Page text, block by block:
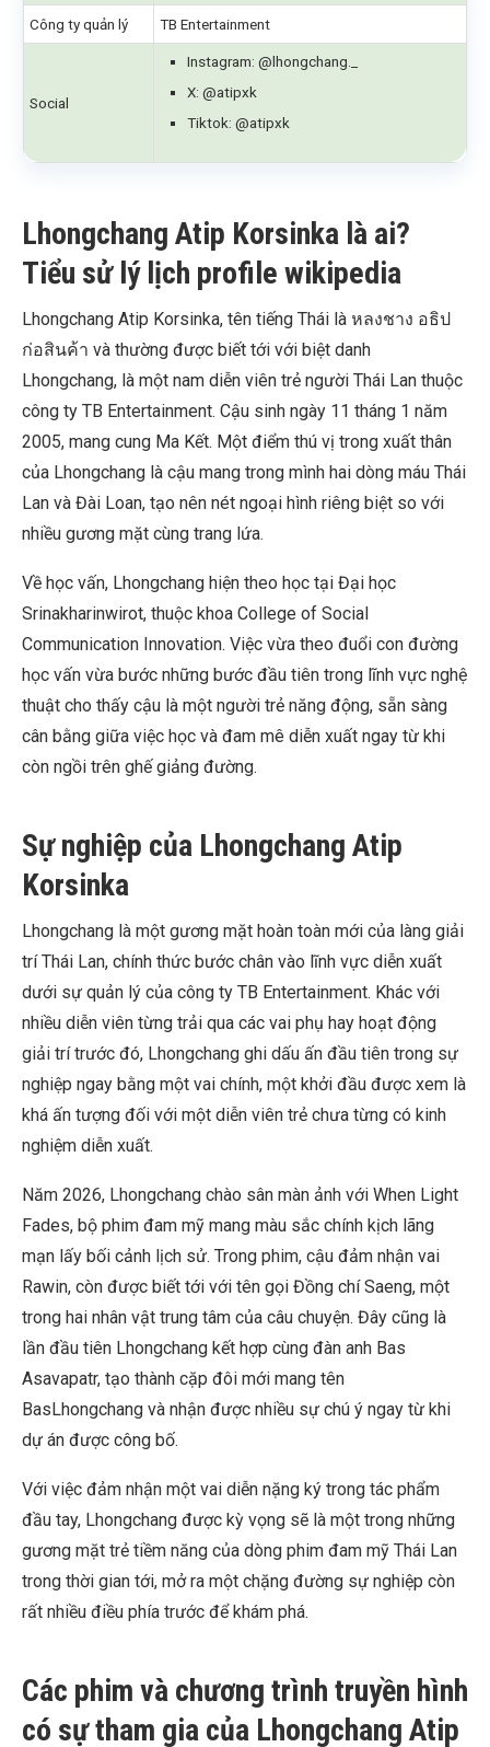
Công ty quản lý TB Entertainment
Social
Instagram: @lhongchang._
X: @atipxk
Tiktok: @atipxk
Lhongchang Atip Korsinka là ai?
Tiểu sử lý lịch profile wikipedia
Lhongchang Atip Korsinka, tên tiếng Thái là หลงชาง อธิป
ก่อสินค้า và thường được biết tới với biệt danh
Lhongchang, là một nam diễn viên trẻ người Thái Lan thuộc
công ty TB Entertainment. Cậu sinh ngày 11 tháng 1 năm
2005, mang cung Ma Kết. Một điểm thú vị trong xuất thân
của Lhongchang là cậu mang trong mình hai dòng máu Thái
Lan và Đài Loan, tạo nên nét ngoại hình riêng biệt so với
nhiều gương mặt cùng trang lứa.
Về học vấn, Lhongchang hiện theo học tại Đại học
Srinakharinwirot, thuộc khoa College of Social
Communication Innovation. Việc vừa theo đuổi con đường
học vấn vừa bước những bước đầu tiên trong lĩnh vực nghệ
thuật cho thấy cậu là một người trẻ năng động, sẵn sàng
cân bằng giữa việc học và đam mê diễn xuất ngay từ khi
còn ngồi trên ghế giảng đường.
Sự nghiệp của Lhongchang Atip
Korsinka
Lhongchang là một gương mặt hoàn toàn mới của làng giải
trí Thái Lan, chính thức bước chân vào lĩnh vực diễn xuất
dưới sự quản lý của công ty TB Entertainment. Khác với
nhiều diễn viên từng trải qua các vai phụ hay hoạt động
giải trí trước đó, Lhongchang ghi dấu ấn đầu tiên trong sự
nghiệp ngay bằng một vai chính, một khởi đầu được xem là
khá ấn tượng đối với một diễn viên trẻ chưa từng có kinh
nghiệm diễn xuất.
Năm 2026, Lhongchang chào sân màn ảnh với When Light
Fades, bộ phim đam mỹ mang màu sắc chính kịch lãng
mạn lấy bối cảnh lịch sử. Trong phim, cậu đảm nhận vai
Rawin, còn được biết tới với tên gọi Đồng chí Saeng, một
trong hai nhân vật trung tâm của câu chuyện. Đây cũng là
lần đầu tiên Lhongchang kết hợp cùng đàn anh Bas
Asavapatr, tạo thành cặp đôi mới mang tên
BasLhongchang và nhận được nhiều sự chú ý ngay từ khi
dự án được công bố.
Với việc đảm nhận một vai diễn nặng ký trong tác phẩm
đầu tay, Lhongchang được kỳ vọng sẽ là một trong những
gương mặt trẻ tiềm năng của dòng phim đam mỹ Thái Lan
trong thời gian tới, mở ra một chặng đường sự nghiệp còn
rất nhiều điều phía trước để khám phá.
Các phim và chương trình truyền hình
có sự tham gia của Lhongchang Atip